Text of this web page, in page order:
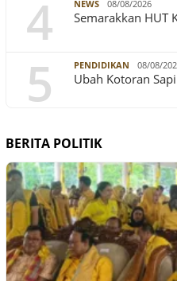
4 NEWS 08/08/2026
Semarakkan HUT
5 PENDIDIKAN 08/08/
Ubah Kotoran
BERITA POLITIK